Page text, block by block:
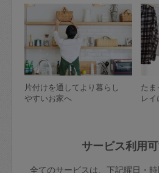
片付けを通してより暮らし
やすいお家へ
たま
レイ
サービス利用
全てのサービスは、下記曜日・